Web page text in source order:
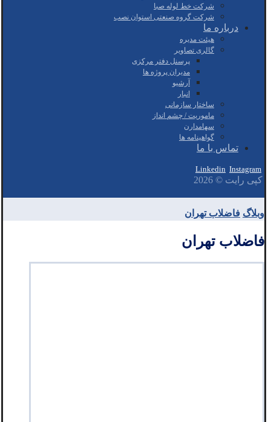
شرکت خط لوله صبا
شرکت گروه صنعتی استوان نصب
درباره ما
هیئت مدیره
گالری تصاویر
پرسنل دفتر مرکزی
مدیران پروژه ها
آرشیو
انبار
ساختار سازمانی
ماموریت / چشم انداز
سهامدارن
گواهینامه ها
تماس با ما
Linkedin Instagram
کپی رایت © 2026
وبلاگ فاضلاب تهران
فاضلاب تهران